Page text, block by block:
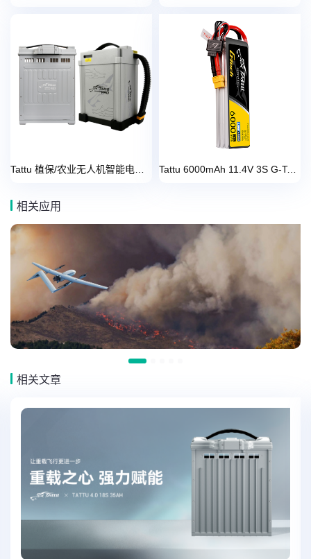
Tattu 6000mAh 11.4V 3S G-Tech 无人机灯光秀电池
相关应用
相关文章